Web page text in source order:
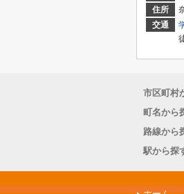
住所
交通
市区町村
町名から
路線から
駅から探